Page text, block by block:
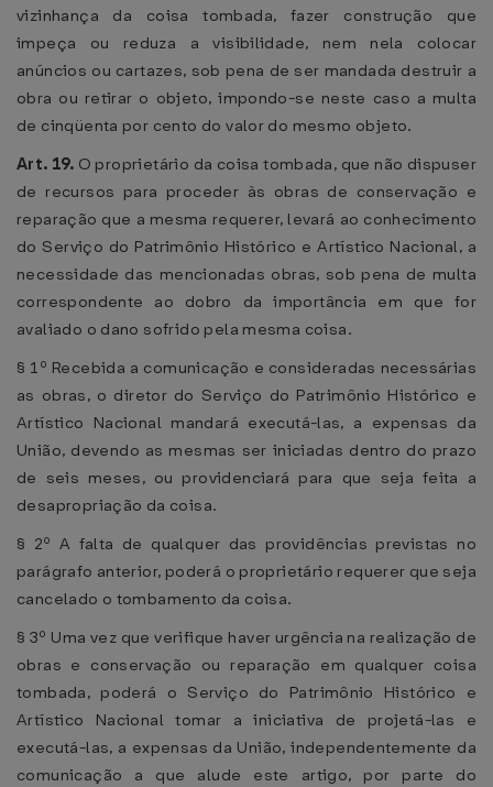
vizinhança da coisa tombada, fazer construção que
impeça ou reduza a visibilidade, nem nela colocar
anúncios ou cartazes, sob pena de ser mandada destruir a
obra ou retirar o objeto, impondo-se neste caso a multa
de cinqüenta por cento do valor do mesmo objeto.
Art. 19. O proprietário da coisa tombada, que não dispuser
de recursos para proceder às obras de conservação e
reparação que a mesma requerer, levará ao conhecimento
do Serviço do Patrimônio Histórico e Artístico Nacional, a
necessidade das mencionadas obras, sob pena de multa
correspondente ao dobro da importância em que for
avaliado o dano sofrido pela mesma coisa.
§ 1º Recebida a comunicação e consideradas necessárias
as obras, o diretor do Serviço do Patrimônio Histórico e
Artístico Nacional mandará executá-las, a expensas da
União, devendo as mesmas ser iniciadas dentro do prazo
de seis meses, ou providenciará para que seja feita a
desapropriação da coisa.
§ 2º A falta de qualquer das providências previstas no
parágrafo anterior, poderá o proprietário requerer que seja
cancelado o tombamento da coisa.
§ 3º Uma vez que verifique haver urgência na realização de
obras e conservação ou reparação em qualquer coisa
tombada, poderá o Serviço do Patrimônio Histórico e
Artístico Nacional tomar a iniciativa de projetá-las e
executá-las, a expensas da União, independentemente da
comunicação a que alude este artigo, por parte do